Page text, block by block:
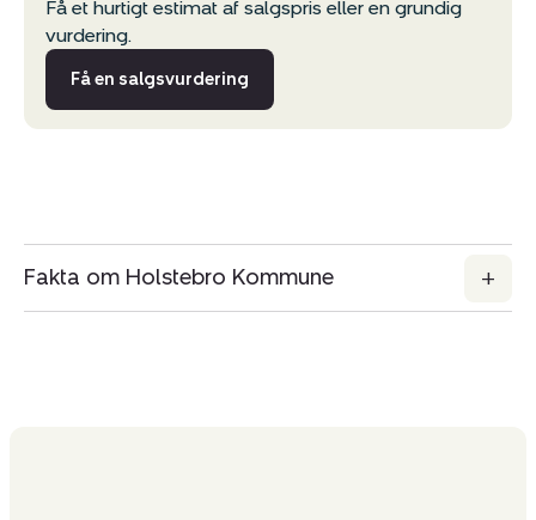
Få et hurtigt estimat af salgspris eller en grundig
vurdering.
Få en salgsvurdering
Fakta om Holstebro Kommune